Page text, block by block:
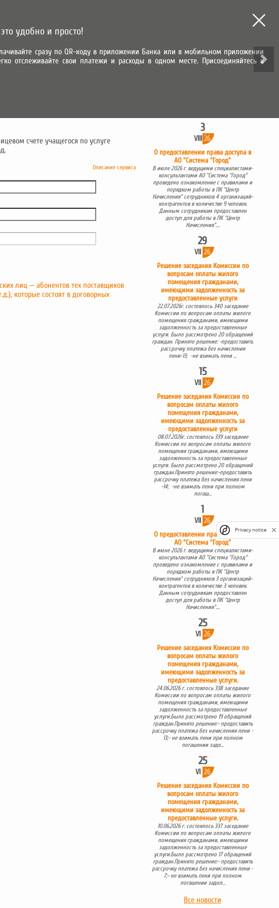
МЫ В СОЦИАЛЬНЫХ СЕТЯХ
3
VIII 26
О предоставлении права доступа в
АО "Система "Город"
В июле 2026 г. ведущими специалистами-
консультантами АО "Система "Город"
проведено ознакомление с правилами и
порядком работы в ПК "Центр
Начисления" сотрудников 4 организаций-
контрагентов в количестве 9 человек.
Данным сотрудникам предоставлен
доступ для работы в ПК "Центр
Начисления"....
29
VII 26
Решение заседания Комиссии по
вопросам оплаты жилого
помещения гражданами,
имеющими задолженность за
предоставленные услуги
22.07.2026г. состоялось 340 заседание
Комиссии по вопросам оплаты жилого
помещения гражданами, имеющими
задолженность за предоставленные
услуги. Было рассмотрено 20 обращений
граждан. Принято решение: -предоставить
рассрочку платежа без начисления
пени-13; -не взимать пени ...
15
VII 26
Решение заседания Комиссии по
вопросам оплаты жилого
помещения гражданами,
имеющими задолженность за
предоставленные услуги
08.07.2026г. состоялось 339 заседание
Комиссии по вопросам оплаты жилого
помещения гражданами, имеющими
задолженность за предоставленные
услуги. Было рассмотрено 20 обращений
граждан.Принято решение:-предоставить
рассрочку платежа без начисления пени
-14; -не взимать пени при полном
погаш...
1
VII 26
О предоставлении права доступа в
АО "Система "Город"
В июне 2026 г. ведущими специалистами-
консультантами АО "Система "Город"
проведено ознакомление с правилами и
порядком работы в ПК "Центр
Начисления" сотрудников 3 организаций-
контрагентов в количестве 3 человек.
Данным сотрудникам предоставлен
доступ для работы в ПК "Центр
Начисления"....
25
VI 26
Решение заседания Комиссии по
вопросам оплаты жилого
помещения гражданами,
имеющими задолженность за
предоставленные услуги.
24.06.2026 г. состоялось 338 заседание
Комиссии по вопросам оплаты жилого
помещения гражданами, имеющими
задолженность за предоставленные
услуги.Было рассмотрено 19 обращений
граждан.Принято решение:- предоставить
рассрочку платежа без начисления пени -
13;- не взимать пени при полном
погашении задо...
25
VI 26
Решение заседания Комиссии по
вопросам оплаты жилого
помещения гражданами,
имеющими задолженность за
предоставленные услуги.
10.06.2026 г. состоялось 337 заседание
Комиссии по вопросам оплаты жилого
помещения гражданами, имеющими
задолженность за предоставленные
услуги.Было рассмотрено 17 обращений
граждан.Принято решение:- предоставить
рассрочку платежа без начисления пени -
7;- не взимать пени при полном
погашении задол...
Все новости
счете учащегося по услуге
Описание сервиса
лиц — абонентов тех поставщиков
которые состоят в договорных
удобно и просто!
сразу по QR-коду в приложении Банка или в мобильном приложении
отслеживайте свои платежи и расходы в одном месте. Присоединяйтесь к
Privacy notice